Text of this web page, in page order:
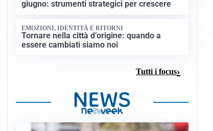
giugno: strumenti strategici per crescere
EMOZIONI, IDENTITÀ E RITORNI
Tornare nella città d’origine: quando a
essere cambiati siamo noi
Tutti i focus